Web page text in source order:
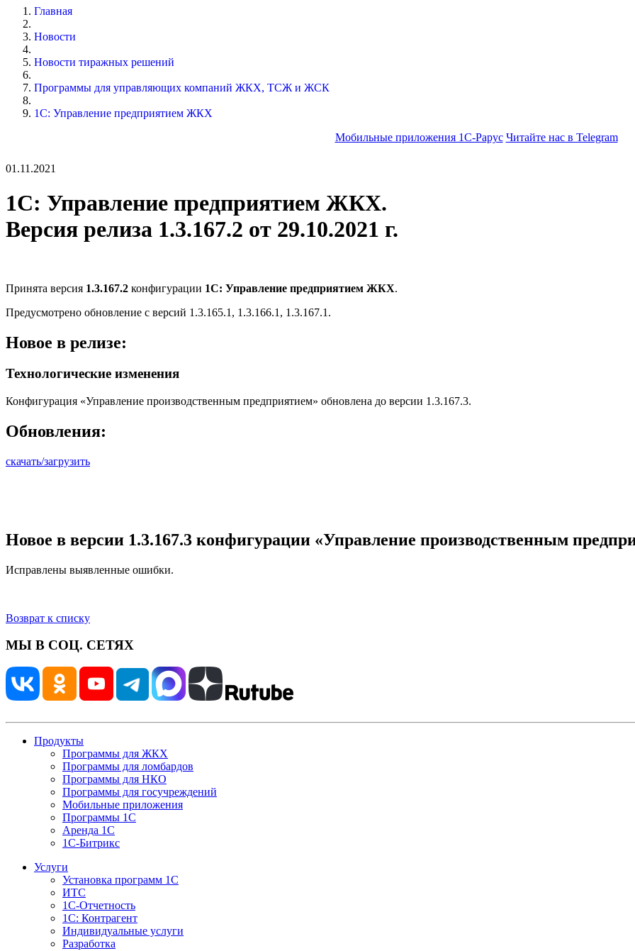
Главная
Новости
Новости тиражных решений
Программы для управляющих компаний ЖКХ, ТСЖ и ЖСК
1С: Управление предприятием ЖКХ
Мобильные приложения 1С-Рарус Читайте нас в Telegram
01.11.2021
1С: Управление предприятием ЖКХ.
Версия релиза 1.3.167.2 от 29.10.2021 г.
Принята версия 1.3.167.2 конфигурации 1С: Управление предприятием ЖКХ.
Предусмотрено обновление с версий 1.3.165.1, 1.3.166.1, 1.3.167.1.
Новое в релизе:
Технологические изменения
Конфигурация «Управление производственным предприятием» обновлена до версии 1.3.167.3.
Обновления:
скачать/загрузить
Новое в версии 1.3.167.3 конфигурации «Управление производственным
Исправлены выявленные ошибки.
Возврат к списку
МЫ В СОЦ. СЕТЯХ
Продукты
Программы для ЖКХ
Программы для ломбардов
Программы для НКО
Программы для госучреждений
Мобильные приложения
Программы 1С
Аренда 1С
1С-Битрикс
Услуги
Установка программ 1С
ИТС
1С-Отчетность
1С: Контрагент
Индивидуальные услуги
Разработка